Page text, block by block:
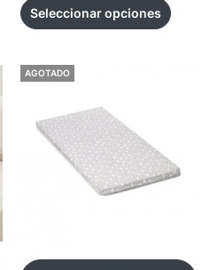
Seleccionar opciones
AGOTADO